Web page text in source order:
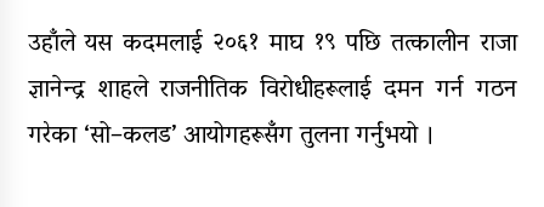
उहाँले यस कदमलाई २०६१ माघ १९ पछि तत्कालीन राजा
ज्ञानेन्द्र शाहले राजनीतिक विरोधीहरूलाई दमन गर्न गठन
गरेका ‘सो–कलड’ आयोगहरूसँग तुलना गर्नुभयो ।